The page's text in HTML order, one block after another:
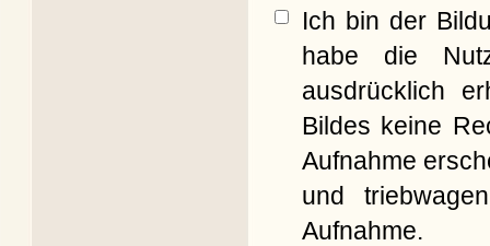
Ich bin der
habe die
ausdrücklich
Bildes keine
Aufnahme
und
Aufnahme.